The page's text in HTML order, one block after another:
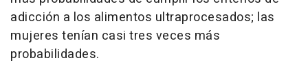
adicción a los alimentos ultraprocesados; las
mujeres tenían casi tres veces más
probabilidades.